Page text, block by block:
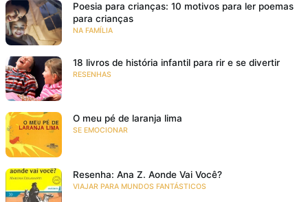
Poesia para crianças: 10 motivos para ler poemas
para crianças
NA FAMÍLIA
18 livros de história infantil para rir e se divertir
RESENHAS
O meu pé de laranja lima
SE EMOCIONAR
Resenha: Ana Z. Aonde Vai Você?
VIAJAR PARA MUNDOS FANTÁSTICOS